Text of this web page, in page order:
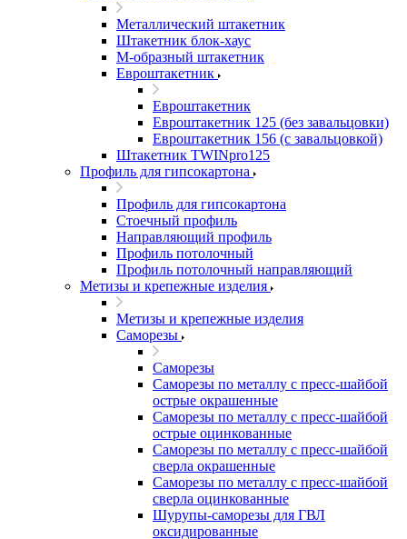
Металлический штакетник
Штакетник блок-хаус
М-образный штакетник
Евроштакетник
Евроштакетник
Евроштакетник 125 (без завальцовки)
Евроштакетник 156 (с завальцовкой)
Штакетник TWINpro125
Профиль для гипсокартона
Профиль для гипсокартона
Стоечный профиль
Направляющий профиль
Профиль потолочный
Профиль потолочный направляющий
Метизы и крепежные изделия
Метизы и крепежные изделия
Саморезы
Саморезы
Саморезы по металлу с пресс-шайбой
острые окрашенные
Саморезы по металлу с пресс-шайбой
острые оцинкованные
Саморезы по металлу с пресс-шайбой
сверла окрашенные
Саморезы по металлу с пресс-шайбой
сверла оцинкованные
Шурупы-саморезы для ГВЛ
оксидированные